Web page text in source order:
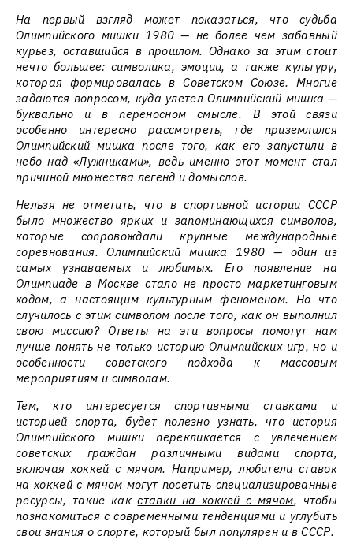
На первый взгляд может показаться, что судьба
Олимпийского мишки 1980 — не более чем забавный
курьёз, оставшийся в прошлом. Однако за этим стоит
нечто большее: символика, эмоции, а также культуру,
которая формировалась в Советском Союзе. Многие
задаются вопросом, куда улетел Олимпийский мишка —
буквально и в переносном смысле. В этой связи
особенно интересно рассмотреть, где приземлился
Олимпийский мишка после того, как его запустили в
небо над «Лужниками», ведь именно этот момент стал
причиной множества легенд и домыслов.
Нельзя не отметить, что в спортивной истории СССР
было множество ярких и запоминающихся символов,
которые сопровождали крупные международные
соревнования. Олимпийский мишка 1980 — один из
самых узнаваемых и любимых. Его появление на
Олимпиаде в Москве стало не просто маркетинговым
ходом, а настоящим культурным феноменом. Но что
случилось с этим символом после того, как он выполнил
свою миссию? Ответы на эти вопросы помогут нам
лучше понять не только историю Олимпийских игр, но и
особенности советского подхода к массовым
мероприятиям и символам.
Тем, кто интересуется спортивными ставками и
историей спорта, будет полезно узнать, что история
Олимпийского мишки перекликается с увлечением
советских граждан различными видами спорта,
включая хоккей с мячом. Например, любители ставок
на хоккей с мячом могут посетить специализированные
ресурсы, такие какставки на хоккей с мячом, чтобы
познакомиться с современными тенденциями и углубить
свои знания о спорте, который был популярен и в СССР.